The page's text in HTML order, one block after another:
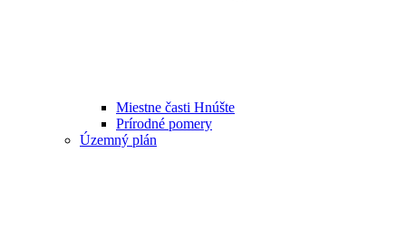
Miestne časti Hnúšte
Prírodné pomery
Územný plán